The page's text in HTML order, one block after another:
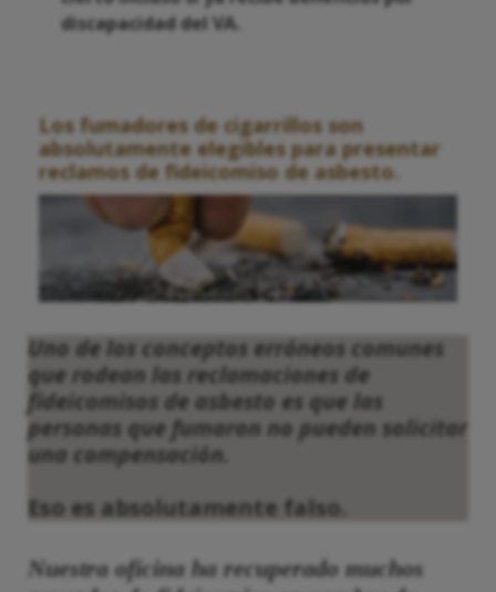
discapacidad del VA.
Los fumadores de cigarrillos son
absolutamente elegibles para presentar
reclamos de fideicomiso de asbesto.
Uno de los conceptos erróneos comunes
que rodean las reclamaciones de
fideicomisos de asbesto es que las
personas que fumaron no pueden solicitar
una compensación.
Eso es absolutamente falso.
Nuestra oficina ha recuperado muchos